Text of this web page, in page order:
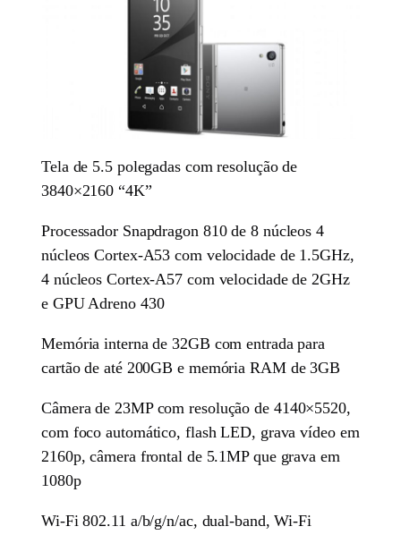
Tela de 5.5 polegadas com resolução de
3840×2160 “4K”
Processador Snapdragon 810 de 8 núcleos 4
núcleos Cortex-A53 com velocidade de 1.5GHz,
4 núcleos Cortex-A57 com velocidade de 2GHz
e GPU Adreno 430
Memória interna de 32GB com entrada para
cartão de até 200GB e memória RAM de 3GB
Câmera de 23MP com resolução de 4140×5520,
com foco automático, flash LED, grava vídeo em
2160p, câmera frontal de 5.1MP que grava em
1080p
Wi-Fi 802.11 a/b/g/n/ac, dual-band, Wi-Fi